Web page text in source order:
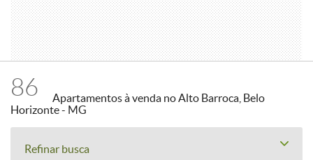
86
Apartamentos à venda no Alto Barroca, Belo
Horizonte - MG
Refinar busca